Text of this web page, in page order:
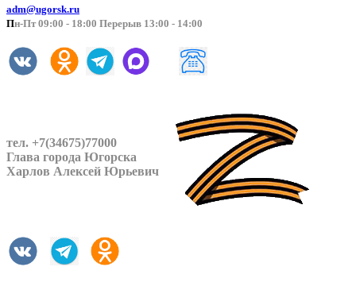
adm@ugorsk.ru
Пн-Пт 09:00 - 18:00 Перерыв 13:00 - 14:00
тел. +7(34675)77000
Глава города Югорска
Харлов Алексей Юрьевич